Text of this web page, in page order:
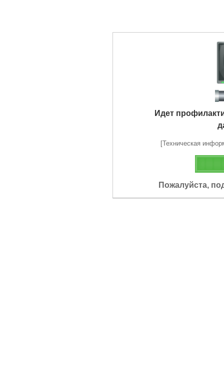
Идет
[Техническая
Пожалуйста,